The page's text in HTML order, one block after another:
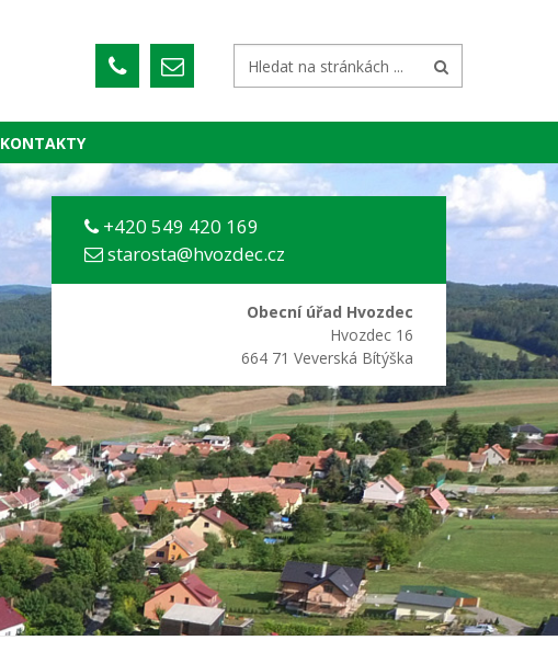
KONTAKTY
+420 549 420 169
starosta@hvozdec.cz
Obecní úřad Hvozdec
Hvozdec 16
664 71 Veverská Bítýška